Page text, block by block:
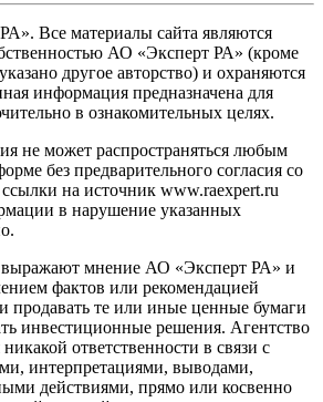
Все материалы сайта являются
АО «Эксперт РА» (кроме
другое авторство) и охраняются
информация предназначена для
в ознакомительных целях.
не может распространяться любым
без предварительного согласия со
на источник www.raexpert.ru
в нарушение указанных
мнение АО «Эксперт РА» и
фактов или рекомендацией
продавать те или иные ценные бумаги
инвестиционные решения. Агентство
ответственности в связи с
интерпретациями, выводами,
действиями, прямо или косвенно